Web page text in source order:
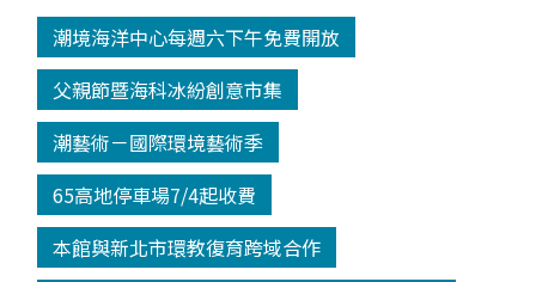
潮境海洋中心每週六下午免費開放
父親節暨海科冰紛創意市集
潮藝術－國際環境藝術季
65高地停車場7/4起收費
本館與新北市環教復育跨域合作